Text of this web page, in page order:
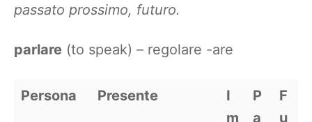
passato prossimo, futuro.
parlare (to speak) – regolare -are
Persona Presente
I
m
P
a
F
u